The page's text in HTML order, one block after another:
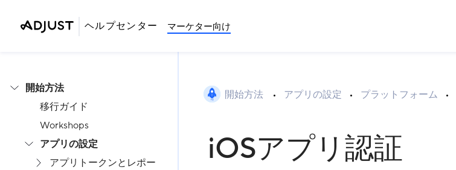
ヘルプセンター マーケター向け
開始方法
移行ガイド
Workshops
アプリの設定
アプリトークンとレポー
開始方法 • アプリの設定 • プラットフォーム •
iOSアプリ認証